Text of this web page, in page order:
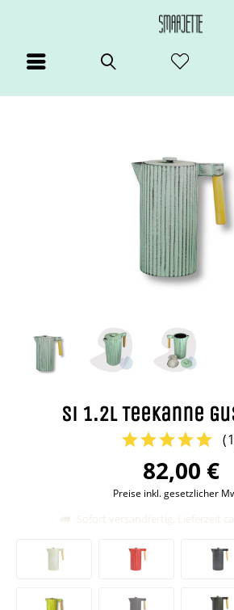
Si 1.2l Teekanne
(1
82,00 €
Preise inkl. gesetzlicher